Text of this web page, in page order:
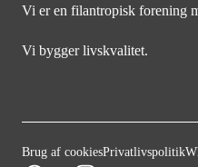
Vi er en filantropisk forening
Vi bygger livskvalitet.
Brug af cookiesPrivatlivspolitik